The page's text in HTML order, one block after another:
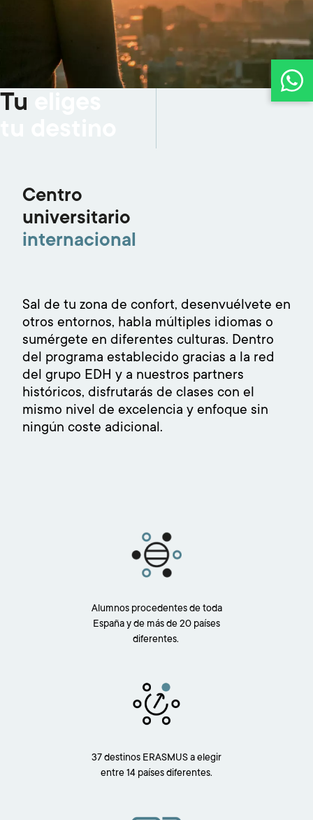
Tu
Centro
universitario
internacional
Sal de tu zona de confort, desenvuélvete en
otros entornos, habla múltiples idiomas o
sumérgete en diferentes culturas. Dentro
del programa establecido gracias a la red
del grupo EDH y a nuestros partners
históricos, disfrutarás de clases con el
mismo nivel de excelencia y enfoque sin
ningún coste adicional.
Alumnos procedentes de toda
España y de más de 20 países
diferentes.
37 destinos ERASMUS a elegir
entre 14 países diferentes.